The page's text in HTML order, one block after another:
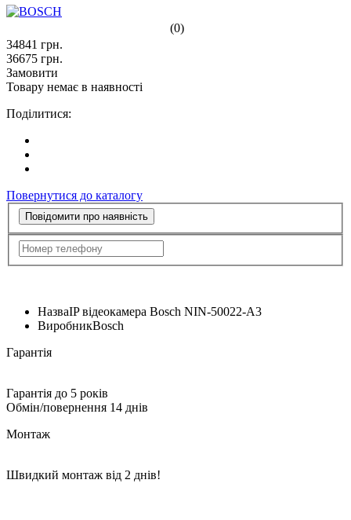
(0)
34841 грн.
36675 грн.
Замовити
Товару немає в наявності
Поділитися:
Повернутися до каталогу
Повідомити про наявність
НазваIP відеокамера Bosch NIN-50022-A3
ВиробникBosch
Гарантія
Гарантія до 5 років
Обмін/повернення 14 днів
Монтаж
Швидкий монтаж від 2 днів!